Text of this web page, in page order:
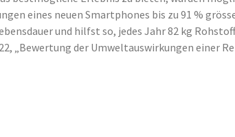
eines neuen Smartphones bis zu 91 %
und hilfst so, jedes Jahr 82 kg
„Bewertung der Umweltauswirkungen einer